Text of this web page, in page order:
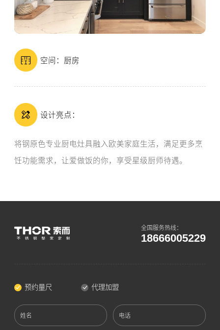
空间：厨房
设计亮点：
将钢原色专业厨电灶具融入欧美家庭生活，满足更多烹
饪功能需求，让爱做饭的你，享受星级厨师待遇。
全国服务热线：
18666005229
预约量尺 代理加盟
姓名 电话